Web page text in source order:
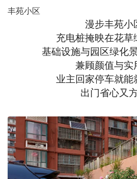
丰苑小区
漫步丰苑小
充电桩掩映在花草
基础设施与园区绿化
兼顾颜值与实
业主回家停车就能
出门省心又